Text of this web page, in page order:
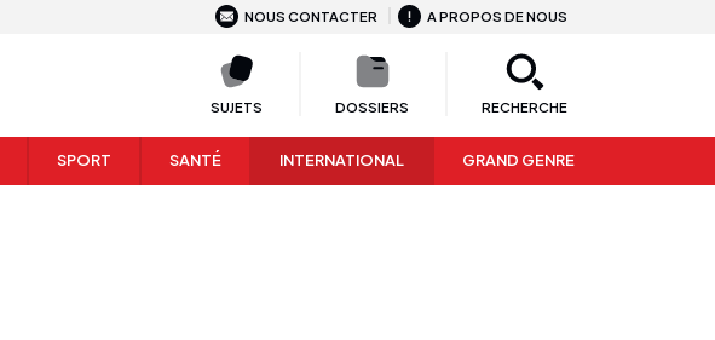
NOUS CONTACTER A PROPOS DE NOUS
SUJETS DOSSIERS RECHERCHE
SPORT SANTÉ INTERNATIONAL GRAND GENRE